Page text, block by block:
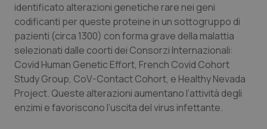
Quotidiano Pediatria
Rene & patologie urogenitali
Salute orale & impianti
Sangue & coagulazione
identificato alterazioni genetiche rare nei geni
codificanti per queste proteine in un sottogruppo di
pazienti (circa 1300) con forma grave della malattia
selezionati dalle coorti dei Consorzi Internazionali:
Covid Human Genetic Effort, French Covid Cohort
Study Group, CoV-Contact Cohort, e Healthy Nevada
Project. Queste alterazioni aumentano l’attività degli
enzimi e favoriscono l’uscita del virus infettante.